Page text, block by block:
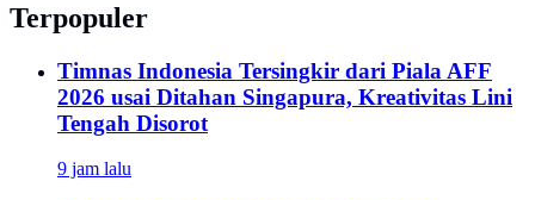
Terpopuler
Timnas Indonesia Tersingkir dari Piala AFF
2026 usai Ditahan Singapura, Kreativitas Lini
Tengah Disorot
9 jam lalu